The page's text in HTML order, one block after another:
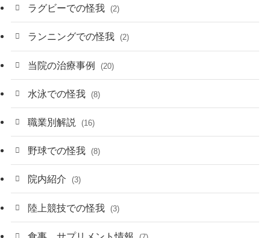
ラグビーでの怪我 (2)
ランニングでの怪我 (2)
当院の治療事例 (20)
水泳での怪我 (8)
職業別解説 (16)
野球での怪我 (8)
院内紹介 (3)
陸上競技での怪我 (3)